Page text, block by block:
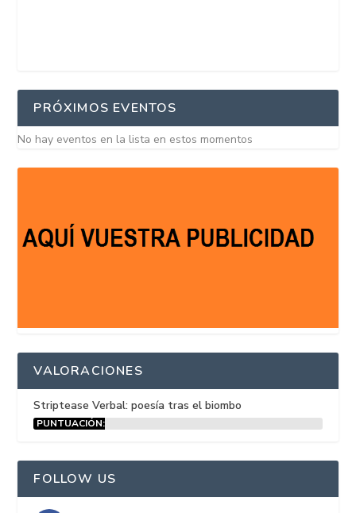
PRÓXIMOS EVENTOS
No hay eventos en la lista en estos momentos
VALORACIONES
Striptease Verbal: poesía tras el biombo
PUNTUACIÓN:
FOLLOW US